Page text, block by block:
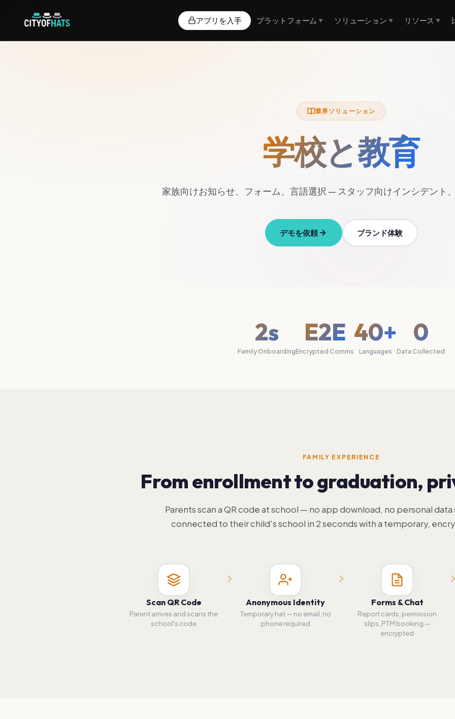
Skip to footer
アプリを入手 プラットフォーム ▼ ソリューション ▼ リソース ▼
業界ソリューション
学校と教育
家族向けお知らせ、フォーム、言語選択 — スタッフ向けインシデント
デモを依頼 ブランド体験
2s
Family Onboarding
E2E
Encrypted Comms
40+
Languages
0
Data Collected
FAMILY EXPERIENCE
From enrollment to graduation,
Parents scan a QR code at school — no app download, no personal
connected to their child's school in 2 seconds with a temporary,
Scan QR Code
Parent arrives and scans the
school's code
Anonymous Identity
Temporary hat — no email, no
phone required
Forms & Chat
Report cards, permission
slips, PTM booking —
encrypted